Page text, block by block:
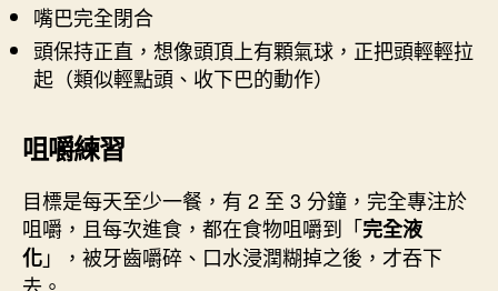
嘴巴完全閉合
頭保持正直，想像頭頂上有顆氣球，正把頭輕輕拉
起（類似輕點頭、收下巴的動作）
咀嚼練習
目標是每天至少一餐，有 2 至 3 分鐘，完全專注於
咀嚼，且每次進食，都在食物咀嚼到「完全液
化」，被牙齒嚼碎、口水浸潤糊掉之後，才吞下
去。